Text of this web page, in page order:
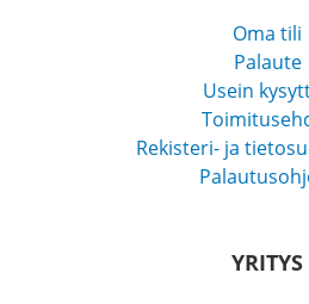
Oma tili
Palaute
Usein
Rekisteri- ja
YRITYS